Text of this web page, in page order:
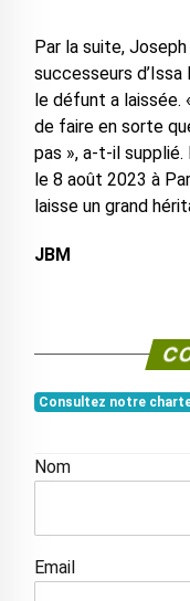
Par la suite,
successeurs
le défunt a
de faire en sorte
pas », a-t-il
le 8 août 2023 à
laisse un grand
JBM
Consultez notre
Nom
Email